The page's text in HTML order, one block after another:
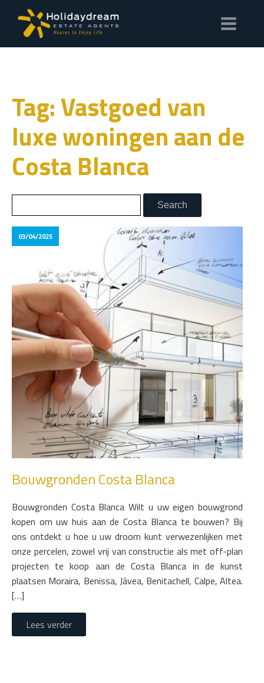
Tag: Vastgoed van
luxe woningen aan de
Costa Blanca
03/04/2025
Bouwgronden Costa Blanca
Bouwgronden Costa Blanca Wilt u uw eigen bouwgrond
kopen om uw huis aan de Costa Blanca te bouwen? Bij
ons ontdekt u hoe u uw droom kunt verwezenlijken met
onze percelen, zowel vrij van constructie als met off-plan
projecten te koop aan de Costa Blanca in de kunst
plaatsen Moraira, Benissa, Jávea, Benitachell, Calpe, Altea.
[…]
Lees verder